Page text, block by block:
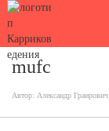
mufc
Автор: Александр Граирович